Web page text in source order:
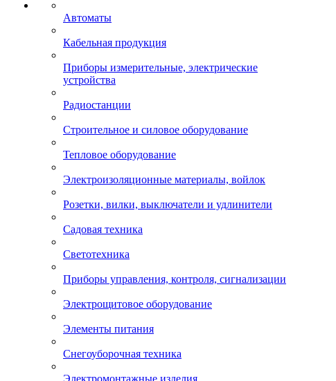
Автоматы
Кабельная продукция
Приборы измерительные, электрические
устройства
Радиостанции
Строительное и силовое оборудование
Тепловое оборудование
Электроизоляционные материалы, войлок
Розетки, вилки, выключатели и удлинители
Садовая техника
Светотехника
Приборы управления, контроля, сигнализации
Электрощитовое оборудование
Элементы питания
Снегоуборочная техника
Электромонтажные изделия